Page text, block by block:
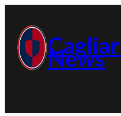
contenuto
News